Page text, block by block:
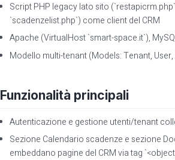
Script PHP legacy lato sito
`scadenzelist.php`) come client del CRM
Apache (VirtualHost `smart-space.it`),
Modello multi-tenant (Models: Tenant,
Funzionalità principali
Autenticazione e gestione utenti/tenant
Sezione Calendario scadenze e sezione
embeddano pagine del CRM via tag